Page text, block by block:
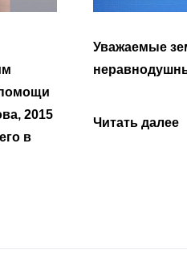
Читать далее